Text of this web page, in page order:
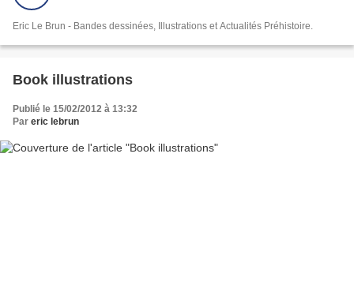
Eric Le Brun - Bandes dessinées, Illustrations et Actualités Préhistoire.
Book illustrations
Publié le 15/02/2012 à 13:32
Par eric lebrun